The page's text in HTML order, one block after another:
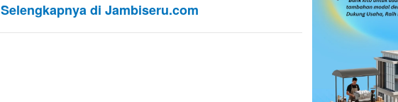
Selengkapnya di Jambiseru.com